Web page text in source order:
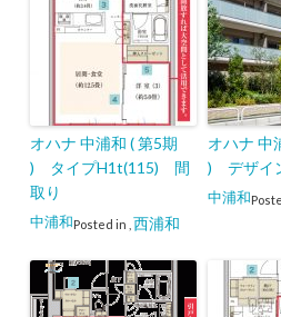
オハナ 中浦和 ( 第5期
) タイプH1t(115) 間
取り
Posted in
中浦和 西浦和
オハナ 中
) デザイ
中浦和